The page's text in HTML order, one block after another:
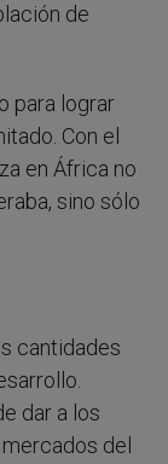
de
para lograr
Con el
en África no
sino sólo
cantidades
dar a los
del